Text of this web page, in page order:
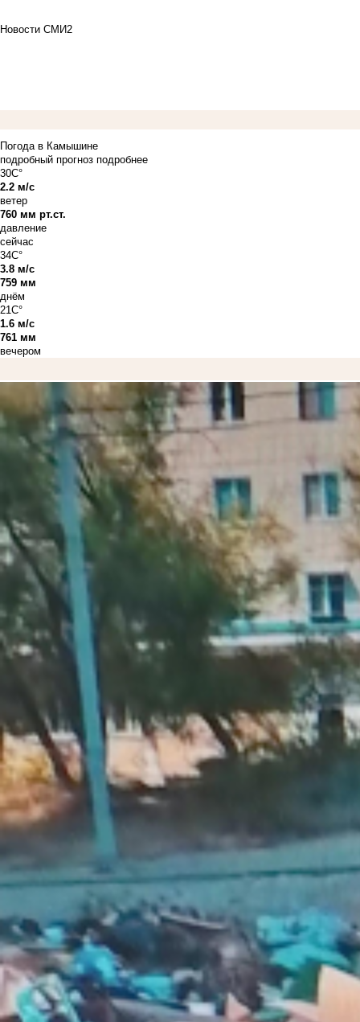
Новости СМИ2
Погода в Камышине
подробный прогноз подробнее
30C°
2.2 м/с
ветер
760 мм рт.ст.
давление
сейчас
34C°
3.8 м/с
759 мм
днём
21C°
1.6 м/с
761 мм
вечером